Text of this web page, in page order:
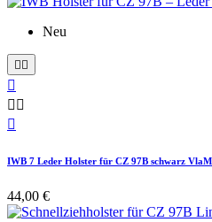
Neu
 

 

IWB 7 Leder Holster für CZ 97B schwarz
44,00 €